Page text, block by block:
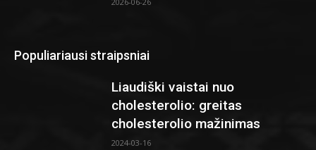
Populiariausi straipsniai
Liaudiški vaistai nuo
cholesterolio: greitas
cholesterolio mažinimas
2024-03-16